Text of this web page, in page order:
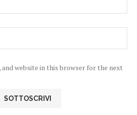
and website in this browser for the next